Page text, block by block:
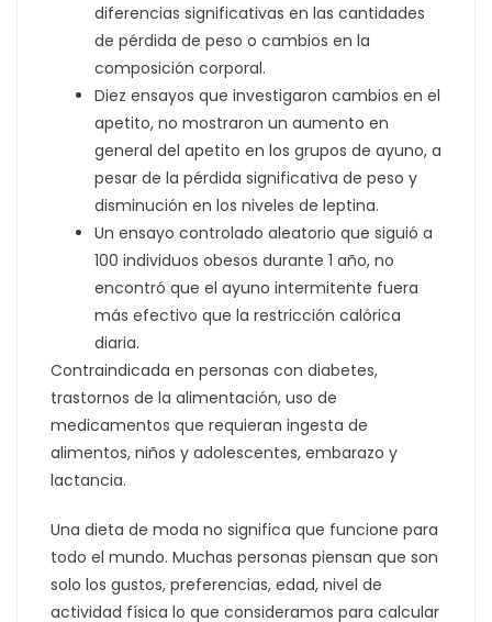
diferencias significativas en las cantidades
de pérdida de peso o cambios en la
composición corporal.
Diez ensayos que investigaron cambios en el
apetito, no mostraron un aumento en
general del apetito en los grupos de ayuno, a
pesar de la pérdida significativa de peso y
disminución en los niveles de leptina.
Un ensayo controlado aleatorio que siguió a
100 individuos obesos durante 1 año, no
encontró que el ayuno intermitente fuera
más efectivo que la restricción calórica
diaria.
Contraindicada en personas con diabetes,
trastornos de la alimentación, uso de
medicamentos que requieran ingesta de
alimentos, niños y adolescentes, embarazo y
lactancia.
Una dieta de moda no significa que funcione para
todo el mundo. Muchas personas piensan que son
solo los gustos, preferencias, edad, nivel de
actividad física lo que consideramos para calcular